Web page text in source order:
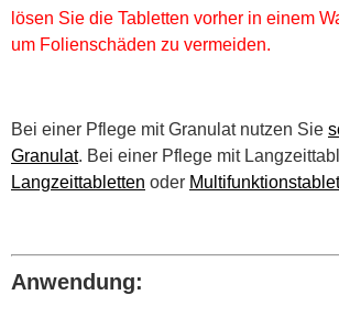
lösen Sie die Tabletten vorher in einem
um Folienschäden zu vermeiden.
Bei einer Pflege mit Granulat nutzen Sie
Granulat. Bei einer Pflege mit
Langzeittabletten oder
Anwendung: